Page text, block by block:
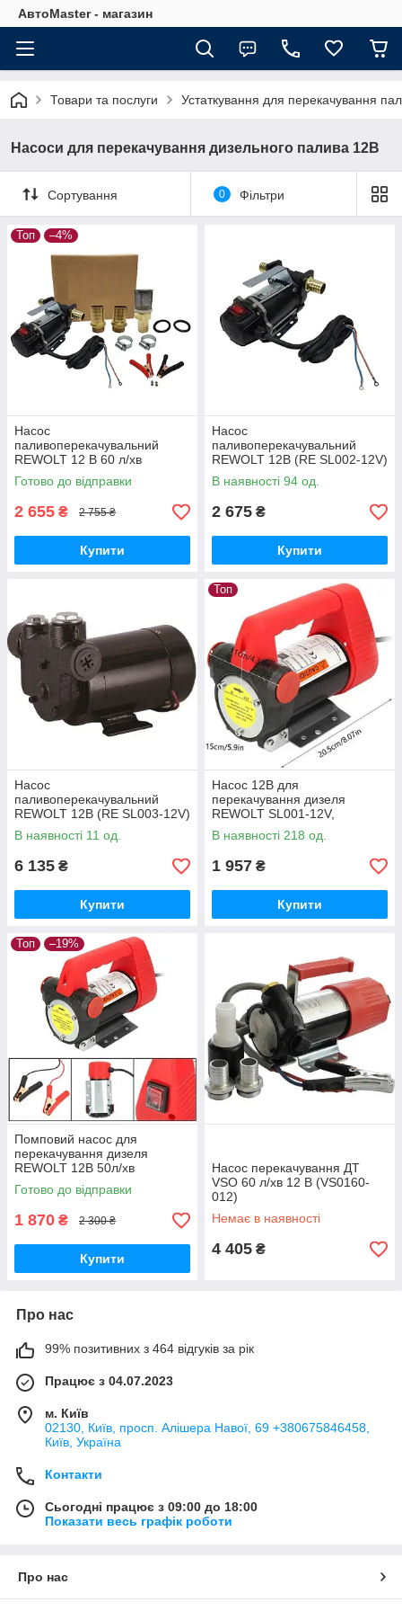
АвтоMaster - магазин
Товари та послуги Устаткування для перекачування
Насоси для перекачування дизельного палива 12В
Сортування 0 Фільтри
Топ –4%
Насос
паливоперекачувальний
REWOLT 12 В 60 л/хв
Потужний електронасос
Перекачування дизельного
Готово до відправки
2 655 ₴ 2 755 ₴
Купити
Насос
паливоперекачувальний
REWOLT 12В (RE SL002-12V)
В наявності 94 од.
2 675 ₴
Купити
Насос
паливоперекачувальний
REWOLT 12В (RE SL003-12V)
В наявності 11 од.
6 135 ₴
Купити
Топ
Насос 12В для
перекачування дизеля
REWOLT SL001-12V,
Дизельний насос 50л/хв,
Насоси для ДП на 12в, Насос
В наявності 218 од.
1 957 ₴
Купити
Топ –19%
Помповий насос для
перекачування дизеля
REWOLT 12В 50л/хв
Потужний насос для міні АЗС
Насос для солярки на 12
Готово до відправки
1 870 ₴ 2 300 ₴
Купити
Насос перекачування ДТ
VSO 60 л/хв 12 В (VS0160-
012)
Немає в наявності
4 405 ₴
Про нас
99% позитивних з 464 відгуків за рік
Працює з 04.07.2023
м. Київ
02130, Київ, просп. Алішера Навої, 69 +380675846458,
Київ, Україна
Контакти
Сьогодні працює з 09:00 до 18:00
Показати весь графік роботи
Про нас